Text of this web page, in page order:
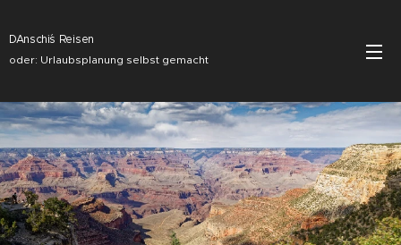
DAnschi´s Reisen
oder: Urlaubsplanung selbst gemacht